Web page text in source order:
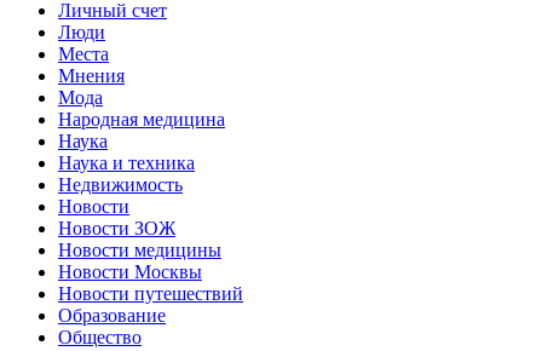
Личный счет
Люди
Места
Мнения
Мода
Народная медицина
Наука
Наука и техника
Недвижимость
Новости
Новости ЗОЖ
Новости медицины
Новости Москвы
Новости путешествий
Образование
Общество